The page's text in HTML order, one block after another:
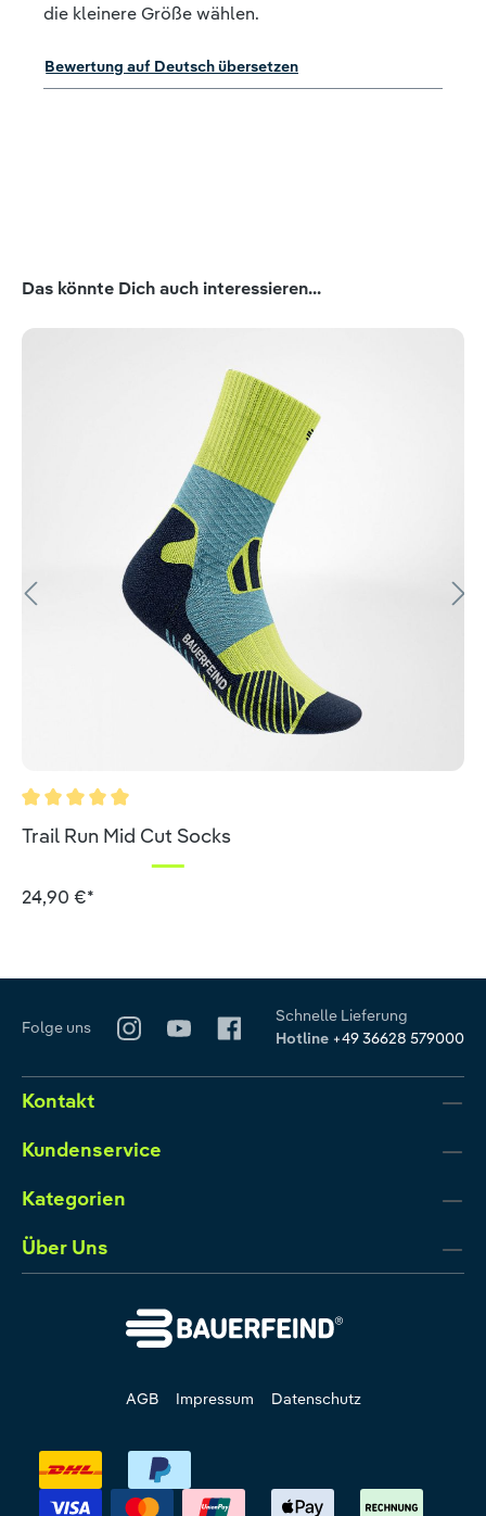
die kleinere Größe wählen.
Bewertung auf Deutsch übersetzen
Produktgalerie überspringen
Das könnte Dich auch interessieren...
Durchschnittliche Bewertung von 5 von 5 Sternen
Trail Run Mid Cut Socks
24,90 €*
Folge uns
Schnelle Lieferung
Hotline +49 36628 579000
Kontakt
Kundenservice
Kategorien
Über Uns
AGB Impressum Datenschutz